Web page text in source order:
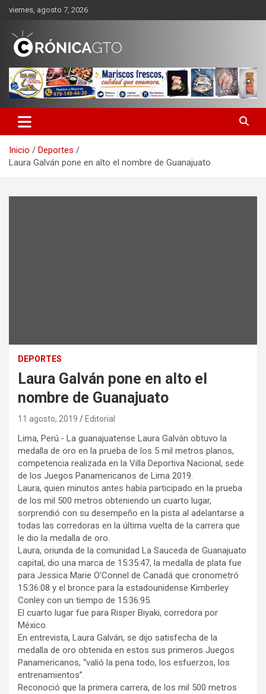
Saltar
contenido
viernes, agosto 7, 2026
CRONICA GUANAJUATO
Inicio
Deportes
Laura Galván pone en alto el nombre de Guanajuato
DEPORTES
Laura Galván pone en alto el
nombre de Guanajuato
11 agosto, 2019 Editorial
Lima, Perú.- La guanajuatense Laura Galván obtuvo la
medalla de oro en la prueba de los 5 mil metros planos,
competencia realizada en la Villa Deportiva Nacional, sede
de los Juegos Panamericanos de Lima 2019.
Laura, quien minutos antes había participado en la prueba
de los mil 500 metros obteniendo un cuarto lugar,
sorprendió con su desempeño en la pista al adelantarse a
todas las corredoras en la última vuelta de la carrera que
le dio la medalla de oro.
Laura, oriunda de la comunidad La Sauceda de Guanajuato
capital, dio una marca de 15:35:47, la medalla de plata fue
para Jessica Marie O’Connel de Canadá que cronometró
15:36:08 y el bronce para la estadounidense Kimberley
Conley con un tiempo de 15:36:95.
El cuarto lugar fue para Risper Biyaki, corredora por
México.
En entrevista, Laura Galván, se dijo satisfecha de la
medalla de oro obtenida en estos sus primeros Juegos
Panamericanos, “valió la pena todo, los esfuerzos, los
entrenamientos”.
Reconoció que la primera carrera, de los mil 500 metros